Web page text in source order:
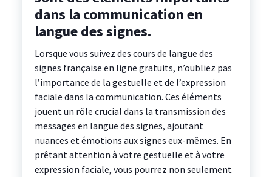
dans la communication en
langue des signes.
Lorsque vous suivez des cours de langue des
signes française en ligne gratuits, n’oubliez pas
l’importance de la gestuelle et de l’expression
faciale dans la communication. Ces éléments
jouent un rôle crucial dans la transmission des
messages en langue des signes, ajoutant
nuances et émotions aux signes eux-mêmes. En
prêtant attention à votre gestuelle et à votre
expression faciale, vous pourrez non seulement